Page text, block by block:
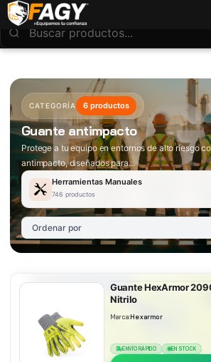
CATEGORÍA 6 productos
Guante antimpacto
Protege a tu equipo en entornos de alto riesgo
antimpacto, diseñados para...
Herramientas Manuales
746 productos
Guante HexArmor
Nitrilo
Marca:Hexarmor
ENVÍO RÁPIDO EN STOCK